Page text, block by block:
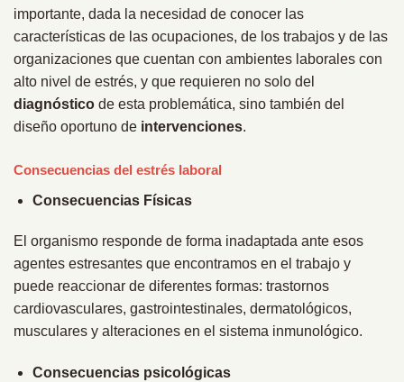
importante, dada la necesidad de conocer las
características de las ocupaciones, de los trabajos y de las
organizaciones que cuentan con ambientes laborales con
alto nivel de estrés, y que requieren no solo del
diagnóstico de esta problemática, sino también del
diseño oportuno de intervenciones.
Consecuencias del estrés laboral
Consecuencias Físicas
El organismo responde de forma inadaptada ante esos
agentes estresantes que encontramos en el trabajo y
puede reaccionar de diferentes formas: trastornos
cardiovasculares, gastrointestinales, dermatológicos,
musculares y alteraciones en el sistema inmunológico.
Consecuencias psicológicas